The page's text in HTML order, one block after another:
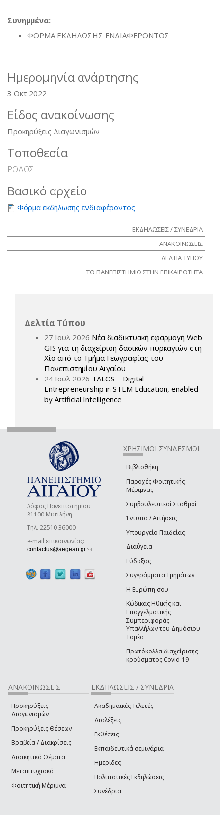
Συνημμένα:
ΦΟΡΜΑ ΕΚΔΗΛΩΣΗΣ ΕΝΔΙΑΦΕΡΟΝΤΟΣ
Ημερομηνία ανάρτησης
3 Οκτ 2022
Είδος ανακοίνωσης
Προκηρύξεις Διαγωνισμών
Τοποθεσία
ΡΟΔΟΣ
Βασικό αρχείο
Φόρμα εκδήλωσης ενδιαφέροντος
ΕΚΔΗΛΩΣΕΙΣ / ΣΥΝΕΔΡΙΑ
ΑΝΑΚΟΙΝΩΣΕΙΣ
ΔΕΛΤΙΑ ΤΥΠΟΥ
ΤΟ ΠΑΝΕΠΙΣΤΗΜΙΟ ΣΤΗΝ ΕΠΙΚΑΙΡΟΤΗΤΑ
Δελτία Τύπου
27 Ιουλ 2026 Νέα διαδικτυακή εφαρμογή Web
GIS για τη διαχείριση δασικών πυρκαγιών στη
Χίο από το Τμήμα Γεωγραφίας του
Πανεπιστημίου Αιγαίου
24 Ιουλ 2026 TALOS – Digital
Entrepreneurship in STEM Education, enabled
by Artificial Intelligence
Λόφος Πανεπιστημίου
81100 Μυτιλήνη
Τηλ. 22510 36000
e-mail επικοινωνίας:
contactus@aegean.gr(link sends e-mail)
ΧΡΗΣΙΜΟΙ ΣΥΝΔΕΣΜΟΙ
Βιβλιοθήκη
Παροχές Φοιτητικής
Μέριμνας
Συμβουλευτικοί Σταθμοί
Έντυπα / Αιτήσεις
Υπουργείο Παιδείας
Διαύγεια
Εύδοξος
Συγγράμματα Τμημάτων
Η Ευρώπη σου
Κώδικας Ηθικής και
Επαγγελματικής
Συμπεριφοράς
Υπαλλήλων του Δημόσιου
Τομέα
Πρωτόκολλα διαχείρισης
κρούσματος Covid-19
ΑΝΑΚΟΙΝΩΣΕΙΣ
Προκηρύξεις
Διαγωνισμών
Προκηρύξεις Θέσεων
Βραβεία / Διακρίσεις
Διοικητικά Θέματα
Μεταπτυχιακά
Φοιτητική Μέριμνα
ΕΚΔΗΛΩΣΕΙΣ / ΣΥΝΕΔΡΙΑ
Ακαδημαϊκές Τελετές
Διαλέξεις
Εκθέσεις
Εκπαιδευτικά σεμινάρια
Ημερίδες
Πολιτιστικές Εκδηλώσεις
Συνέδρια